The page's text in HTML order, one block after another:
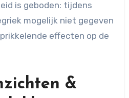
mogelijk niet gegeven
effecten op de
&